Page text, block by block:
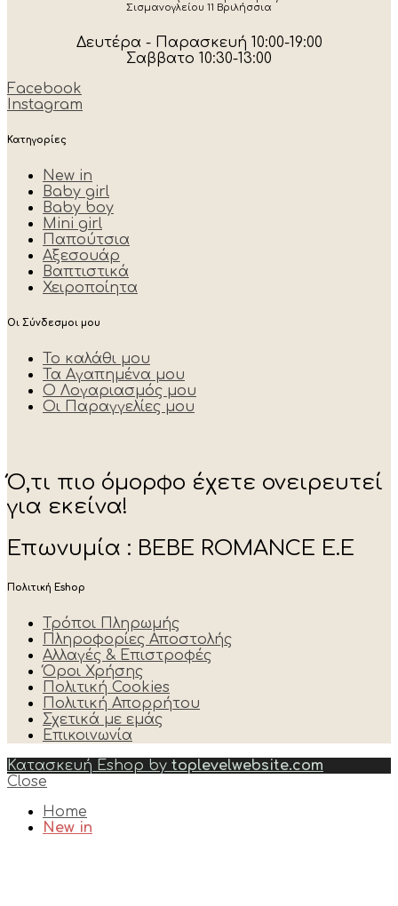
Σισμανογλείου 11 Βριλήσσια
Δευτέρα - Παρασκευή 10:00-19:00
Σαββατο 10:30-13:00
Facebook
Instagram
Κατηγορίες
New in
Baby girl
Baby boy
Mini girl
Παπούτσια
Αξεσουάρ
Βαπτιστικά
Χειροποίητα
Οι Σύνδεσμοι μου
Το καλάθι μου
Τα Αγαπημένα μου
Ο Λογαριασμός μου
Οι Παραγγελίες μου
Ό,τι πιο όμορφο έχετε ονειρευτεί
για εκείνα!
Επωνυμία : BEBE ROMANCE E.E
Πολιτική Eshop
Τρόποι Πληρωμής
Πληροφορίες Αποστολής
Αλλαγές & Επιστροφές
Όροι Χρήσης
Πολιτική Cookies
Πολιτική Απορρήτου
Σχετικά με εμάς
Επικοινωνία
Κατασκευή Eshop by toplevelwebsite.com
Close
Home
New in